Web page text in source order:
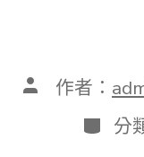
文 作者：
分
類
分